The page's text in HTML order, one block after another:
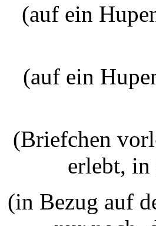
(auf ein
(auf ein
(Briefchen
erlebt, in
(in Bezug auf